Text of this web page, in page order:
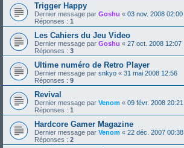
Trigger Happy
Dernier message par Goshu « 03 nov. 2008 02:00
Réponses : 1
Les Cahiers du Jeu Video
Dernier message par Goshu « 27 oct. 2008 12:07
Réponses : 3
Ultime numéro de Retro Player
Dernier message par snkyo « 31 mai 2008 12:56
Réponses : 9
Revival
Dernier message par Venom « 09 févr. 2008 20:21
Réponses : 1
Hardcore Gamer Magazine
Dernier message par Venom « 22 déc. 2007 00:38
Réponses : 2